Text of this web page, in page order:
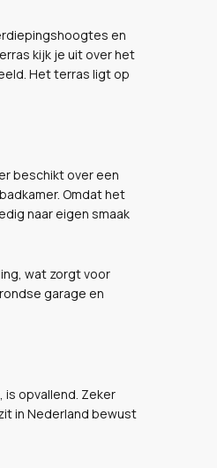
en
kijk je uit over het
Het terras ligt op
beschikt over een
Omdat het
naar eigen smaak
wat zorgt voor
garage en
is opvallend. Zeker
in Nederland bewust